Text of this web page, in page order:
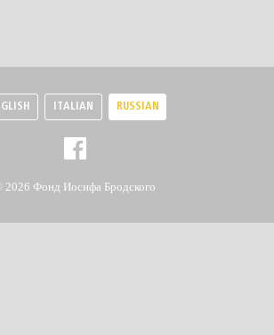
ITALIAN RUSSIAN
2026 Фонд Иосифа Бродского